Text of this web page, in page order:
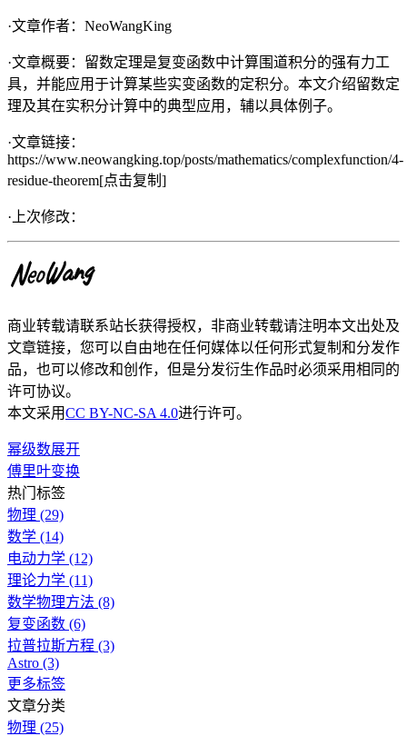
·文章作者： NeoWangKing
·文章概要： 留数定理是复变函数中计算围道积分的强有力工
具，并能应用于计算某些实变函数的定积分。本文介绍留数定
理及其在实积分计算中的典型应用，辅以具体例子。
·文章链接：
https://www.neowangking.top/posts/mathematics/complexfunction/4-
residue-theorem[点击复制]
·上次修改：
商业转载请联系站长获得授权，非商业转载请注明本文出处及
文章链接，您可以自由地在任何媒体以任何形式复制和分发作
品，也可以修改和创作，但是分发衍生作品时必须采用相同的
许可协议。
本文采用CC BY-NC-SA 4.0进行许可。
幂级数展开
傅里叶变换
热门标签
物理 (29)
数学 (14)
电动力学 (12)
理论力学 (11)
数学物理方法 (8)
复变函数 (6)
拉普拉斯方程 (3)
Astro (3)
更多标签
文章分类
物理 (25)